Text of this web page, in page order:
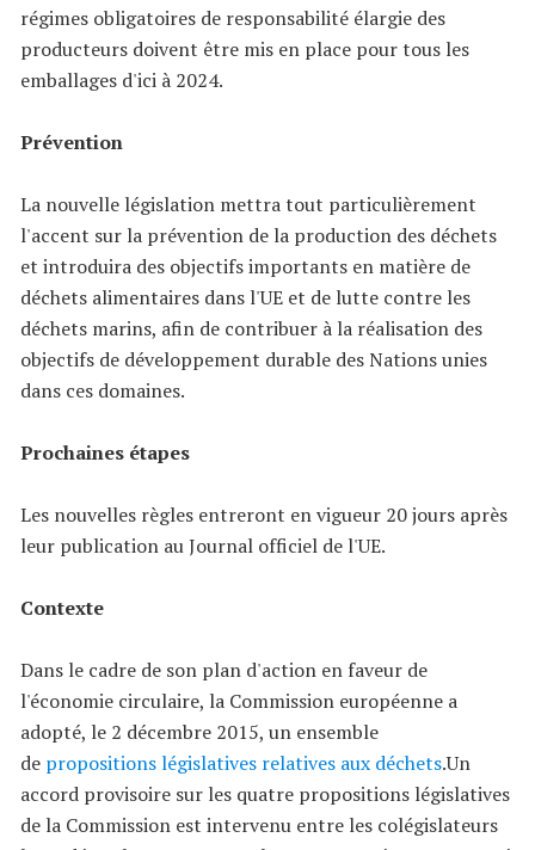
régimes obligatoires de responsabilité élargie des
producteurs doivent être mis en place pour tous les
emballages d'ici à 2024.
Prévention
La nouvelle législation mettra tout particulièrement
l'accent sur la prévention de la production des déchets
et introduira des objectifs importants en matière de
déchets alimentaires dans l'UE et de lutte contre les
déchets marins, afin de contribuer à la réalisation des
objectifs de développement durable des Nations unies
dans ces domaines.
Prochaines étapes
Les nouvelles règles entreront en vigueur 20 jours après
leur publication au Journal officiel de l'UE.
Contexte
Dans le cadre de son plan d'action en faveur de
l'économie circulaire, la Commission européenne a
adopté, le 2 décembre 2015, un ensemble
de propositions législatives relatives aux déchets.Un
accord provisoire sur les quatre propositions législatives
de la Commission est intervenu entre les colégislateurs